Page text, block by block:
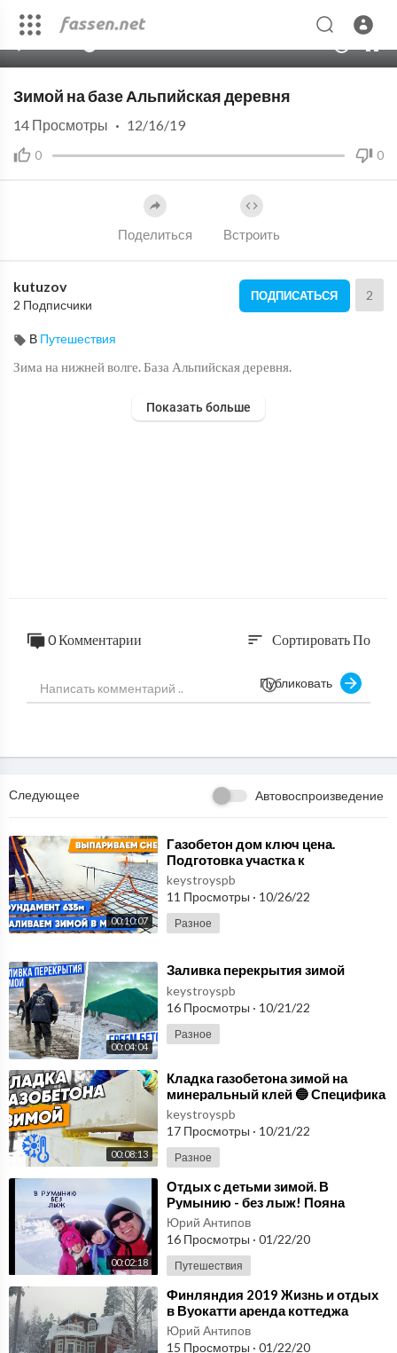
Зимой на базе Альпийская деревня
0 0
14 Просмотры · 12/16/19
Поделиться Встроить
kutuzov
2 Подписчики
ПОДПИСАТЬСЯ 2
В Путешествия
Зима на нижней волге. База Альпийская деревня.
Показать больше
0 Комментарии sort Сортировать По
Публиковать
Следующее Автовоспроизведение
00:10:07
⁣Газобетон дом ключ цена.
Подготовка участка к
строительству. Заливка
фундамента зимой | Строим два д
keystroyspb
11 Просмотры · 10/26/22
Разное
00:04:04
⁣Заливка перекрытия зимой
keystroyspb
16 Просмотры · 10/21/22
Разное
00:08:13
⁣Кладка газобетона зимой на
минеральный клей 🔵 Специфика
строительства в МОРОЗ 🔵
keystroyspb
17 Просмотры · 10/21/22
Разное
00:02:18
⁣Отдых с детьми зимой. В
Румынию - без лыж! Пояна
Брашов.
Юрий Антипов
16 Просмотры · 01/22/20
Путешествия
⁣Финляндия 2019 Жизнь и отдых
в Вуокатти аренда коттеджа
зимой лыжи
Юрий Антипов
15 Просмотры · 01/22/20